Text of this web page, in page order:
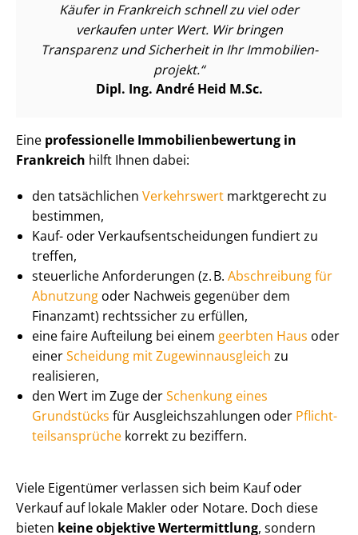
Käufer in Frankreich schnell zu viel oder
verkaufen unter Wert. Wir bringen
Transparenz und Sicherheit in Ihr Im­mo­bi­li­en­
pro­jekt.
Dipl. Ing. André Heid M.Sc.
Eine professionelle Im­mo­bi­li­en­be­wer­tung in
Frankreich hilft Ihnen dabei:
den tatsächlichen Verkehrswert marktgerecht zu
bestimmen,
Kauf- oder Ver­kaufs­ent­schei­dun­gen fundiert zu
treffen,
steuerliche Anforderungen (z. B. Abschreibung für
Abnutzung oder Nachweis gegenüber dem
Finanzamt) rechtssicher zu erfüllen,
eine faire Aufteilung bei einem geerbten Haus oder
einerScheidung mit Zu­ge­winn­aus­gleich zu
realisieren,
den Wert im Zuge derSchenkung eines
Grundstücks für Aus­gleichs­zah­lun­gen oder Pflicht­
teils­an­sprü­che korrekt zu beziffern.
Viele Eigentümer verlassen sich beim Kauf oder
Verkauf auf lokale Makler oder Notare. Doch diese
bieten keine objektive Wertermittlung, sondern